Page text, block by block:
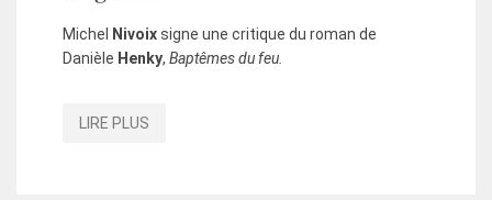
Michel Nivoixsigne une critique du roman de
Danièle Henky, Baptêmes du feu.
LIRE PLUS